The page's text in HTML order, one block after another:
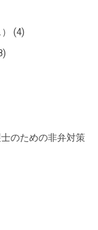
(4)
のための非弁対策